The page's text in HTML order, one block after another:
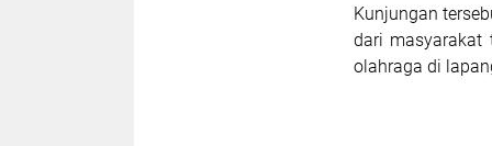
Kunjungan
dari masyarakat
olahraga di